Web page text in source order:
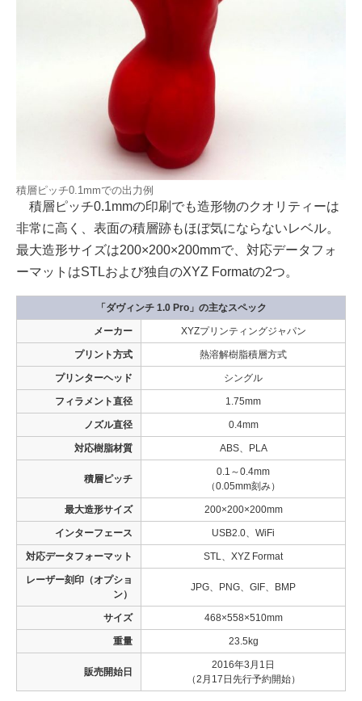
積層ピッチ0.1mmでの出力例
積層ピッチ0.1mmの印刷でも造形物のクオリティーは
非常に高く、表面の積層跡もほぼ気にならないレベル。
最大造形サイズは200×200×200mmで、対応データフォ
ーマットはSTLおよび独自のXYZ Formatの2つ。
「ダヴィンチ 1.0 Pro」の主なスペック
メーカー XYZプリンティングジャパン
プリント方式 熱溶解樹脂積層方式
プリンターヘッド シングル
フィラメント直径 1.75mm
ノズル直径 0.4mm
対応樹脂材質 ABS、PLA
積層ピッチ
0.1～0.4mm
（0.05mm刻み）
最大造形サイズ 200×200×200mm
インターフェース USB2.0、WiFi
対応データフォーマット STL、XYZ Format
レーザー刻印（オプショ
ン）
JPG、PNG、GIF、BMP
サイズ 468×558×510mm
重量 23.5kg
販売開始日
2016年3月1日
（2月17日先行予約開始）